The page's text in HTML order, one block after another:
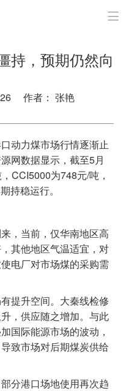
经济
保

持，预期仍然向
作者： 张艳
动力煤市场行情逐渐止
网数据显示，截至5月
CCI5000为748元/吨，
持稳运行。
，当前，仅华南地区高
其他地区气温适宜，对
电厂对市场煤的采购需
提升空间。大秦线检修
，供应随之增加。与此
国际能源市场的波动，
致市场对后期煤炭供给
分港口场地使用再次趋